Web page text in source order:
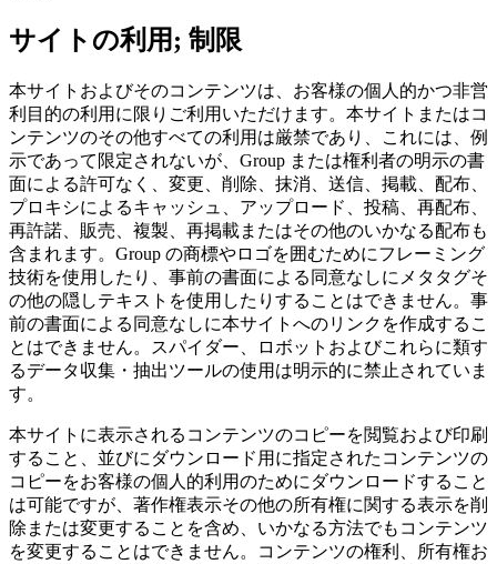
サイトの利用; 制限
本サイトおよびそのコンテンツは、お客様の個人的かつ非営
利目的の利用に限りご利用いただけます。本サイトまたはコ
ンテンツのその他すべての利用は厳禁であり、これには、例
示であって限定されないが、Group または権利者の明示の書
面による許可なく、変更、削除、抹消、送信、掲載、配布、
プロキシによるキャッシュ、アップロード、投稿、再配布、
再許諾、販売、複製、再掲載またはその他のいかなる配布も
含まれます。Group の商標やロゴを囲むためにフレーミング
技術を使用したり、事前の書面による同意なしにメタタグそ
の他の隠しテキストを使用したりすることはできません。事
前の書面による同意なしに本サイトへのリンクを作成するこ
とはできません。スパイダー、ロボットおよびこれらに類す
るデータ収集・抽出ツールの使用は明示的に禁止されていま
す。
本サイトに表示されるコンテンツのコピーを閲覧および印刷
すること、並びにダウンロード用に指定されたコンテンツの
コピーをお客様の個人的利用のためにダウンロードすること
は可能ですが、著作権表示その他の所有権に関する表示を削
除または変更することを含め、いかなる方法でもコンテンツ
を変更することはできません。コンテンツの権利、所有権お